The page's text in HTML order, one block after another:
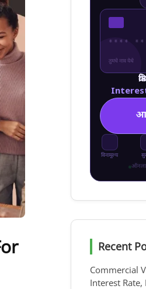
****
तुमचे नाव येथे
विनामूल्य
Recent
Commercial
Interest